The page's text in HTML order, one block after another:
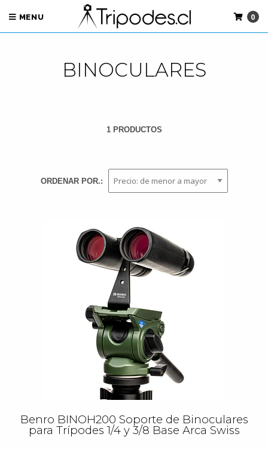
MENU 0
BINOCULARES
1 PRODUCTOS
ORDENAR POR.:
Benro BINOH200 Soporte de Binoculares
para Trípodes 1/4 y 3/8 Base Arca Swiss